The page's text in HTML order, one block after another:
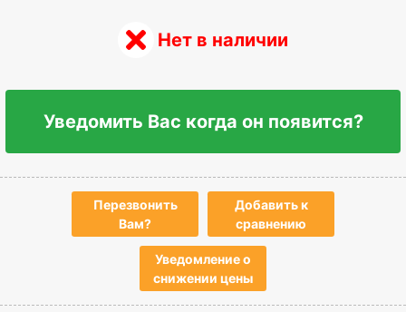
Нет в наличии
Уведомить Вас когда он появится?
Перезвонить
Вам?
Добавить к
сравнению
Уведомление о
снижении цены